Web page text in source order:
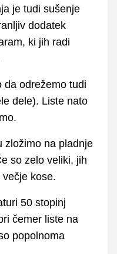
je tudi sušenje
dodatek
ki jih radi
da odrežemo tudi
dele). Liste nato
zložimo na pladnje
so zelo veliki, jih
kose.
50 stopinj
čemer liste na
popolnoma